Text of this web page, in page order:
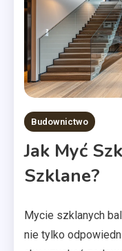
Budownictwo
Jak Myć
Szklane?
Mycie szklanych
nie tylko